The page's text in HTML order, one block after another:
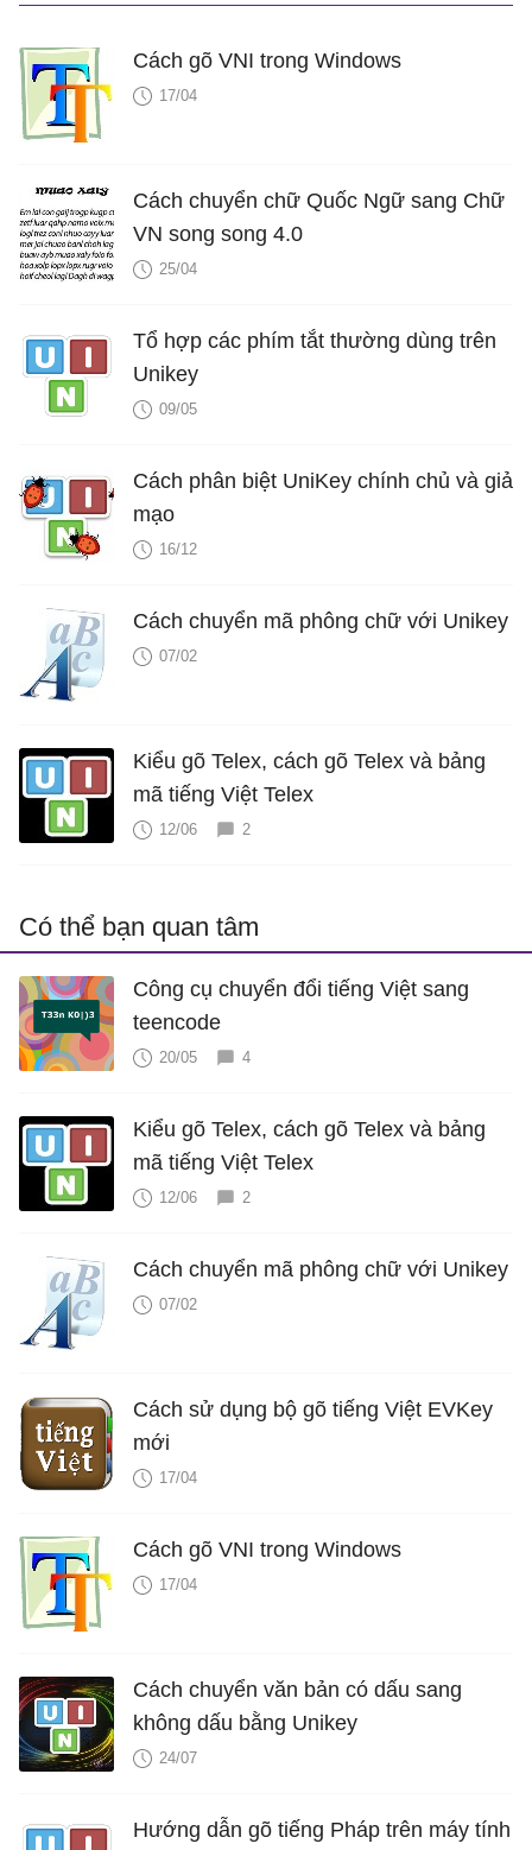
Cách gõ VNI trong Windows
17/04
Cách chuyển chữ Quốc Ngữ sang Chữ
VN song song 4.0
25/04
Tổ hợp các phím tắt thường dùng trên
Unikey
09/05
Cách phân biệt UniKey chính chủ và giả
mạo
16/12
Cách chuyển mã phông chữ với Unikey
07/02
Kiểu gõ Telex, cách gõ Telex và bảng
mã tiếng Việt Telex
12/06 2
Có thể bạn quan tâm
Công cụ chuyển đổi tiếng Việt sang
teencode
20/05 4
Kiểu gõ Telex, cách gõ Telex và bảng
mã tiếng Việt Telex
12/06 2
Cách chuyển mã phông chữ với Unikey
07/02
Cách sử dụng bộ gõ tiếng Việt EVKey
mới
17/04
Cách gõ VNI trong Windows
17/04
Cách chuyển văn bản có dấu sang
không dấu bằng Unikey
24/07
Hướng dẫn gõ tiếng Pháp trên máy tính